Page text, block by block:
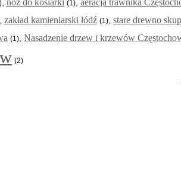
nóż do kosiarki (1) aeracja trawnika
zakład kamieniarski łódź (1) stare drewno skup
(1) Nasadzenie drzew i krzewów
(2)